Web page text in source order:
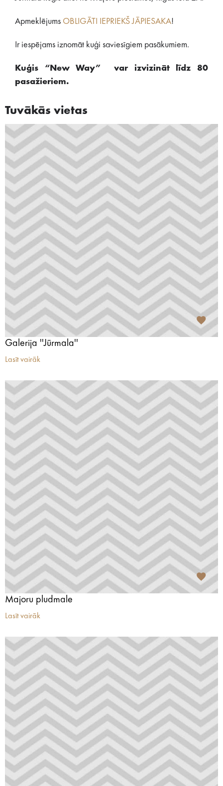
Apmeklējums OBLIGĀTI IEPRIEKŠ JĀPIESAKA!
Ir iespējams iznomāt kuģi saviesīgiem pasākumiem.
Kuģis “New Way” var izvizināt līdz 80
pasažieriem.
Tuvākās vietas
Galerija ''Jūrmala''
Lasīt vairāk
Majoru pludmale
Lasīt vairāk